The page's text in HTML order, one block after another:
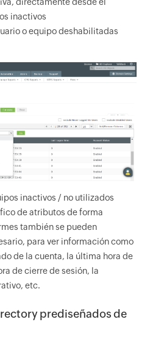
directamente desde el
inactivos
o equipo deshabilitadas
inactivos / no utilizados
de atributos de forma
también se pueden
para ver información como
de la cuenta, la última hora de
de cierre de sesión, la
etc.
prediseñados de